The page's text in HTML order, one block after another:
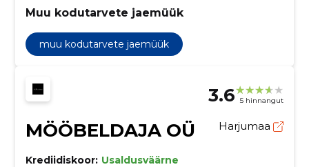
Muu kodutarvete jaemüük
muu kodutarvete jaemüük
3.6 5 hinnangut
MÖÖBELDAJA OÜ Harjumaa
Krediidiskoor: Usaldusväärne